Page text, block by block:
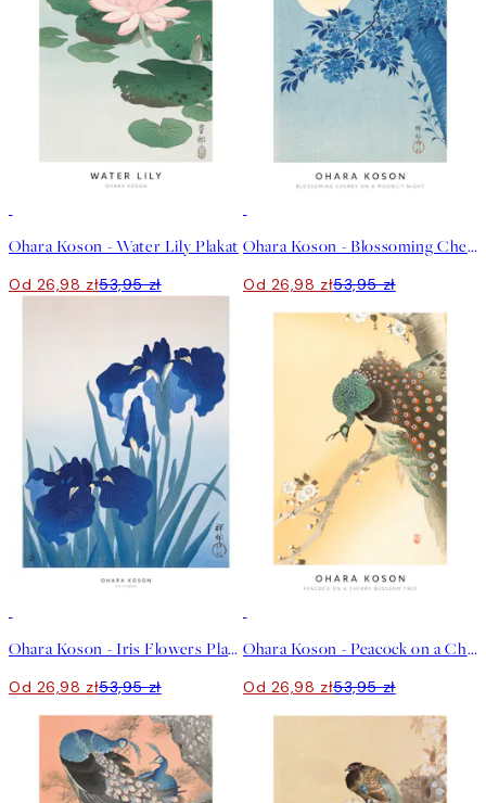
Ohara Koson - Water Lily Plakat
Od 26,98 zł53,95 zł
Ohara Koson - Blossoming Cherry on a Moonlit Night Plakat
Od 26,98 zł53,95 zł
Ohara Koson - Iris Flowers Plakat
Od 26,98 zł53,95 zł
Ohara Koson - Peacock on a Cherry Blossom Tree Plakat
Od 26,98 zł53,95 zł